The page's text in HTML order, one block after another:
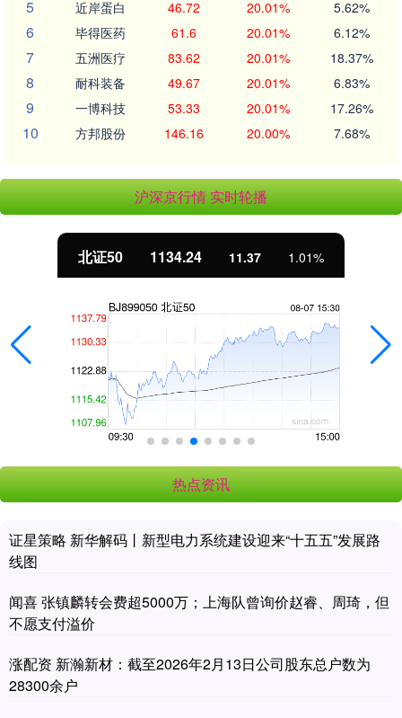
5 近岸蛋白 46.72 20.01% 5.62%
6 毕得医药 61.6 20.01% 6.12%
7 五洲医疗 83.62 20.01% 18.37%
8 耐科装备 49.67 20.01% 6.83%
9 一博科技 53.33 20.01% 17.26%
10 方邦股份 146.16 20.00% 7.68%
沪深京行情 实时轮播
北证50 1134.24 11.37 1.01%
热点资讯
证星策略 新华解码丨新型电力系统建设迎来“十五五”发展路
线图
闻喜 张镇麟转会费超5000万；上海队曾询价赵睿、周琦，但
不愿支付溢价
涨配资 新瀚新材：截至2026年2月13日公司股东总户数为
28300余户